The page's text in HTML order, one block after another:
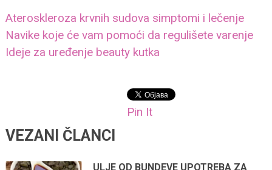
Ateroskleroza krvnih sudova simptomi i lečenje
Navike koje će vam pomoći da regulišete varenje
Ideje za uređenje beauty kutka
Pin It
VEZANI ČLANCI
ULJE OD BUNDEVE UPOTREBA ZA